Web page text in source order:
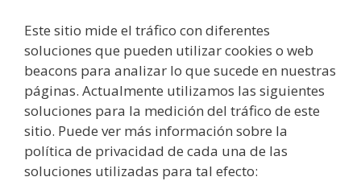
Este sitio mide el tráfico con diferentes
soluciones que pueden utilizar cookies o web
beacons para analizar lo que sucede en nuestras
páginas. Actualmente utilizamos las siguientes
soluciones para la medición del tráfico de este
sitio. Puede ver más información sobre la
política de privacidad de cada una de las
soluciones utilizadas para tal efecto: